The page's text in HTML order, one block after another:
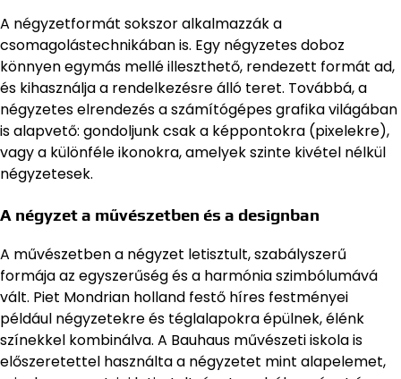
A négyzetformát sokszor alkalmazzák a
csomagolástechnikában is. Egy négyzetes doboz
könnyen egymás mellé illeszthető, rendezett formát ad,
és kihasználja a rendelkezésre álló teret. Továbbá, a
négyzetes elrendezés a számítógépes grafika világában
is alapvető: gondoljunk csak a képpontokra (pixelekre),
vagy a különféle ikonokra, amelyek szinte kivétel nélkül
négyzetesek.
A négyzet a művészetben és a designban
A művészetben a négyzet letisztult, szabályszerű
formája az egyszerűség és a harmónia szimbólumává
vált. Piet Mondrian holland festő híres festményei
például négyzetekre és téglalapokra épülnek, élénk
színekkel kombinálva. A Bauhaus művészeti iskola is
előszeretettel használta a négyzetet mint alapelemet,